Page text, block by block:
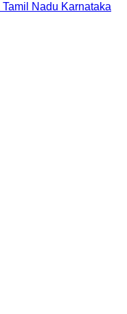
Tamil Nadu Karnataka